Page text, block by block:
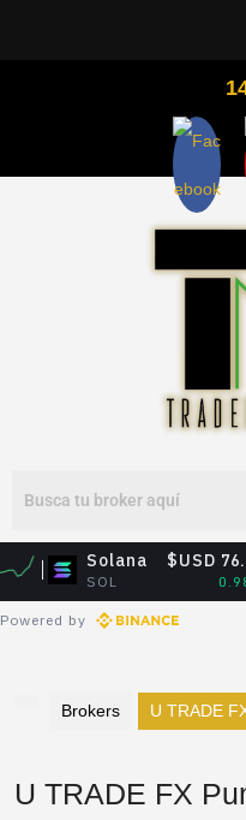
Solana
SOL
$USD 76.76
Powered by
Brokers U TRADE
U TRADE FX